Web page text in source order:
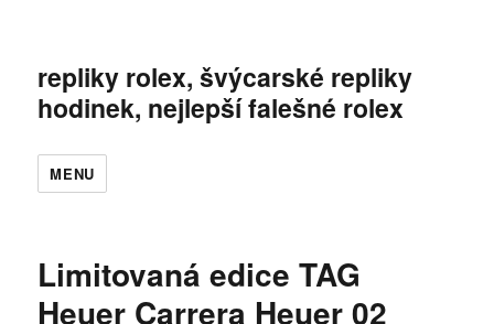
repliky rolex, švýcarské repliky
hodinek, nejlepší falešné rolex
MENU
Limitovaná edice TAG
Heuer Carrera Heuer 02